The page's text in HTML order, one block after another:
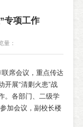
专项工作
量：
席会议，重点传达
开展“清剿火患”战
。各部门、二级学
加会议，副校长楼